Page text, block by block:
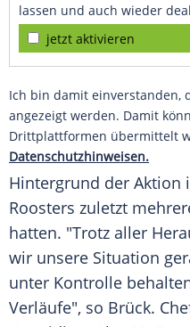
lassen und auch wieder
jetzt aktivieren
Ich bin damit einverstanden,
angezeigt werden. Damit
Drittplattformen übermittelt
Datenschutzhinweisen.
Hintergrund der Aktion
Roosters zuletzt
hatten. "Trotz aller
wir unsere Situation
unter Kontrolle
Verläufe", so Brück.